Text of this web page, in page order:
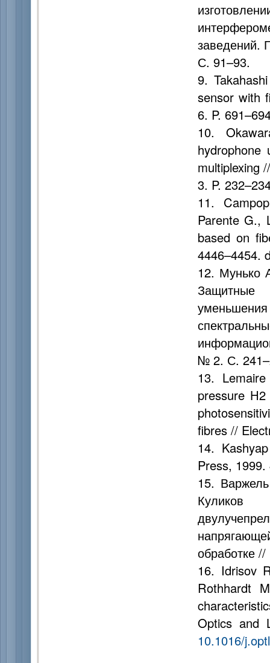
заведений.
С. 91–93.
9.
sensor with
6. P.
10.
hydrophone
multiplexing
3. P.
11.
Parente G.,
based on
4446–4454.
12. Мунько
Защитные
№ 2. С.
13.
pressure
fibres //
14.
Press, 1999.
15.
обработке
16. Idrisov
Rothhardt
Optics and
10.1016/